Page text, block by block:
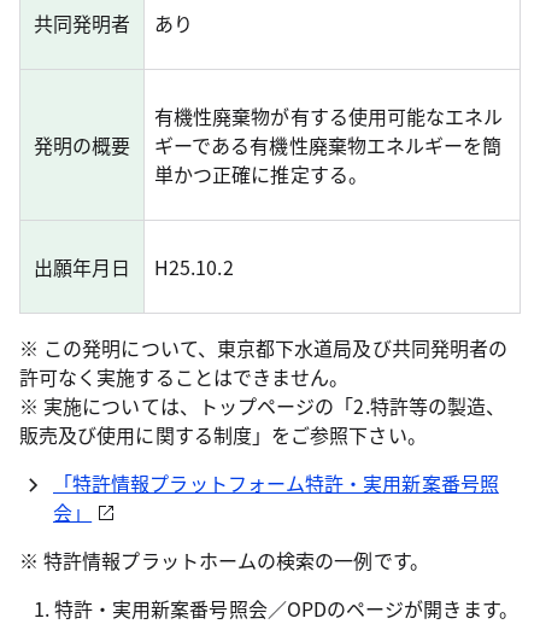
共同発明者 あり
発明の概要
有機性廃棄物が有する使用可能なエネル
ギーである有機性廃棄物エネルギーを簡
単かつ正確に推定する。
出願年月日 H25.10.2
※ この発明について、東京都下水道局及び共同発明者の
許可なく実施することはできません。
※ 実施については、トップページの「2.特許等の製造、
販売及び使用に関する制度」をご参照下さい。
「特許情報プラットフォーム特許・実用新案番号照
会」
※ 特許情報プラットホームの検索の一例です。
特許・実用新案番号照会／OPDのページが開きます。